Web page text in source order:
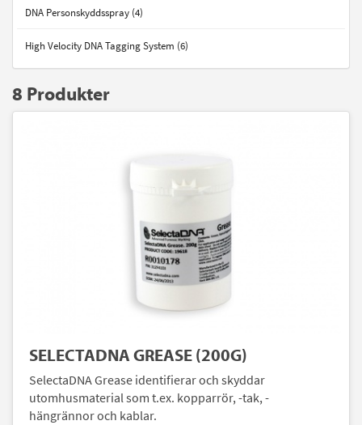
DNA Personskyddsspray (4)
High Velocity DNA Tagging System (6)
8 Produkter
SELECTADNA GREASE (200G)
SelectaDNA Grease identifierar och skyddar
utomhusmaterial som t.ex. kopparrör, -tak, -
hängrännor och kablar.